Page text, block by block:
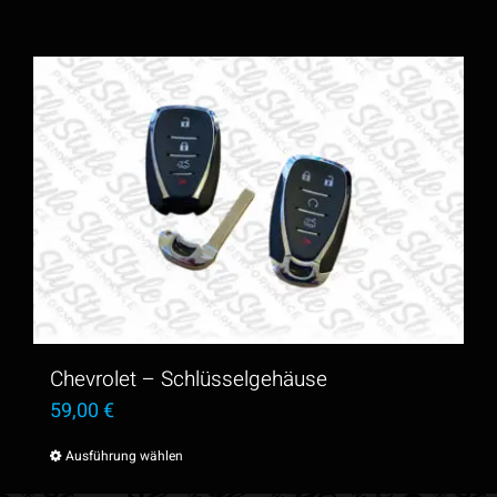
Chevrolet – Schlüsselgehäuse
59,00€
Ausführung wählen